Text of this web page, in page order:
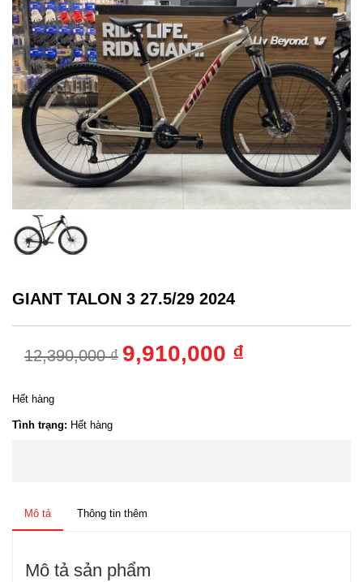
GIANT TALON 3 27.5/29 2024
12,390,000 ₫ 9,910,000 ₫
Hết hàng
Tình trạng: Hết hàng
Mô tả Thông tin thêm
Mô tả sản phẩm